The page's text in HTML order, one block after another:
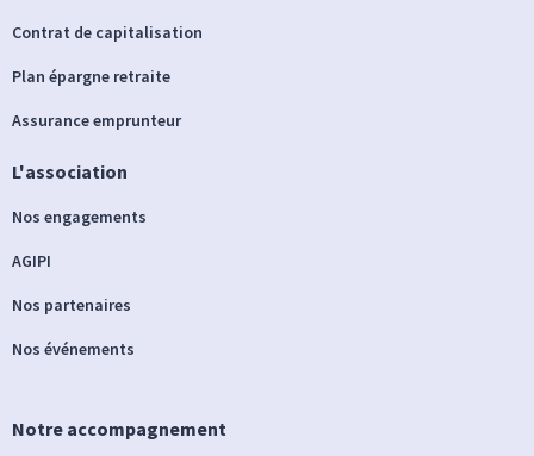
Contrat de capitalisation
Plan épargne retraite
Assurance emprunteur
L'association
Nos engagements
AGIPI
Nos partenaires
Nos événements
Notre accompagnement